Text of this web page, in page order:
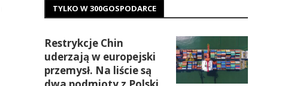
TYLKO W 300GOSPODARCE
Restrykcje Chin
uderzają w europejski
przemysł. Na liście są